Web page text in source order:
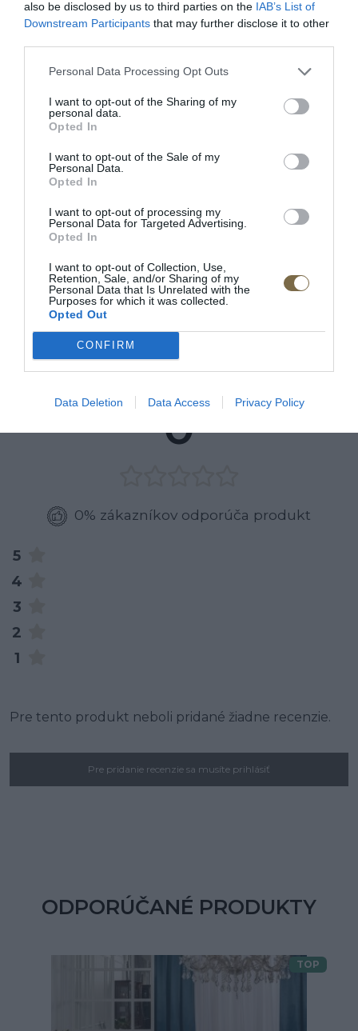
also be disclosed by us to third parties on the IAB’s List of
Downstream Participants that may further disclose it to other
Personal Data Processing Opt Outs
I want to opt-out of the Sharing of my
personal data.
Opted In
I want to opt-out of the Sale of my
Personal Data.
Opted In
I want to opt-out of processing my
Personal Data for Targeted Advertising.
Opted In
I want to opt-out of Collection, Use,
Retention, Sale, and/or Sharing of my
Personal Data that Is Unrelated with the
Purposes for which it was collected.
Opted Out
CONFIRM
Data Deletion Data Access Privacy Policy
POPIS PRODUKTU
Šírka:156 cm
Výška: 101 cm
Doba dodania:4-5 týždňov
• masívne dubové drevo / prírodná dubová dyha /
tkanina
• doplnková možnosť: úložný priestor na posteľnú
bielizeň so zdvihom matraca
Výrobca: MEBIN
0
0% zákazníkov odporúča produkt
5
4
3
2
1
Pre tento produkt neboli pridané žiadne recenzie.
Pre pridanie recenzie sa musíte prihlásiť
ODPORÚČANÉ PRODUKTY
TOP
Doprava zdarma